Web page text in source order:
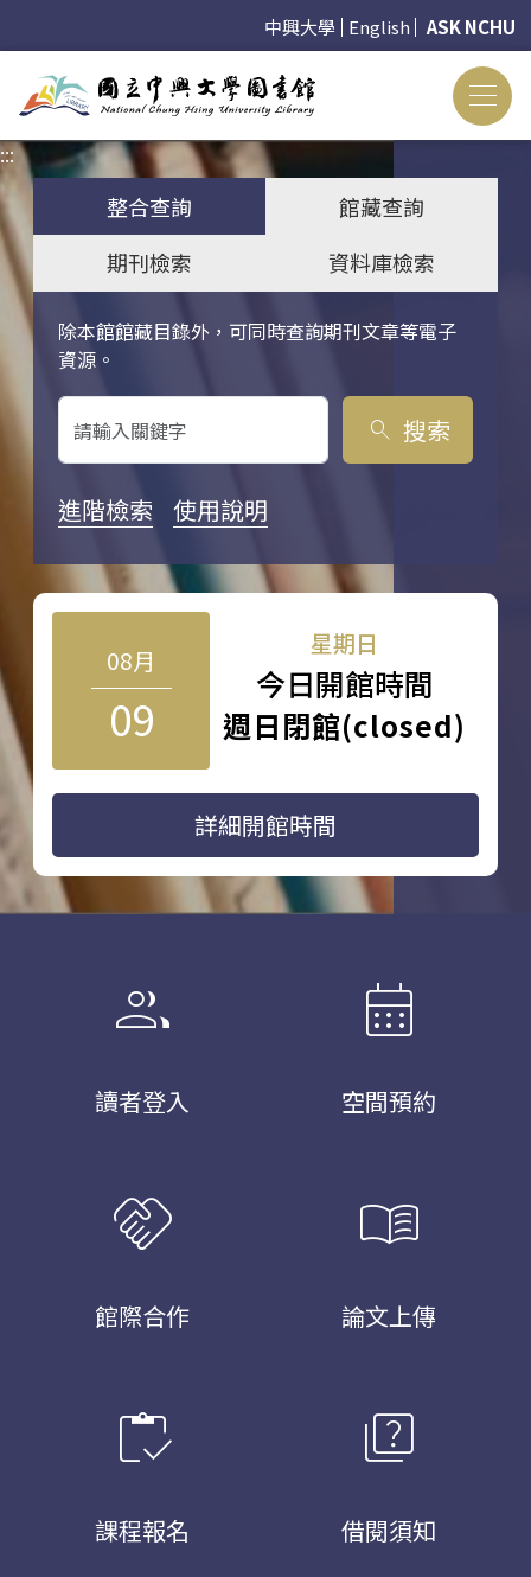
中興大學 English ASK NCHU
:::
整合查詢
館藏查詢
期刊檢索
資料庫檢索
除本館館藏目錄外，可同時查詢期刊文章等電子
資源。
關鍵字搜尋
search 搜索
進階檢索 使用說明
08月
09
星期日
今日開館時間
週日閉館(closed)
詳細開館時間
group
讀者登入
calendar_month
空間預約
handshake
館際合作
menu_book
論文上傳
inventory
課程報名
quiz
借閱須知